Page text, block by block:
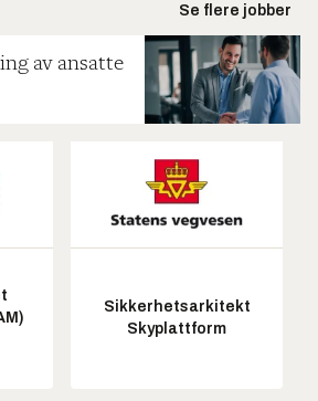
Se flere jobber
av ansatte
Sikkerhetsarkitekt
Skyplattform